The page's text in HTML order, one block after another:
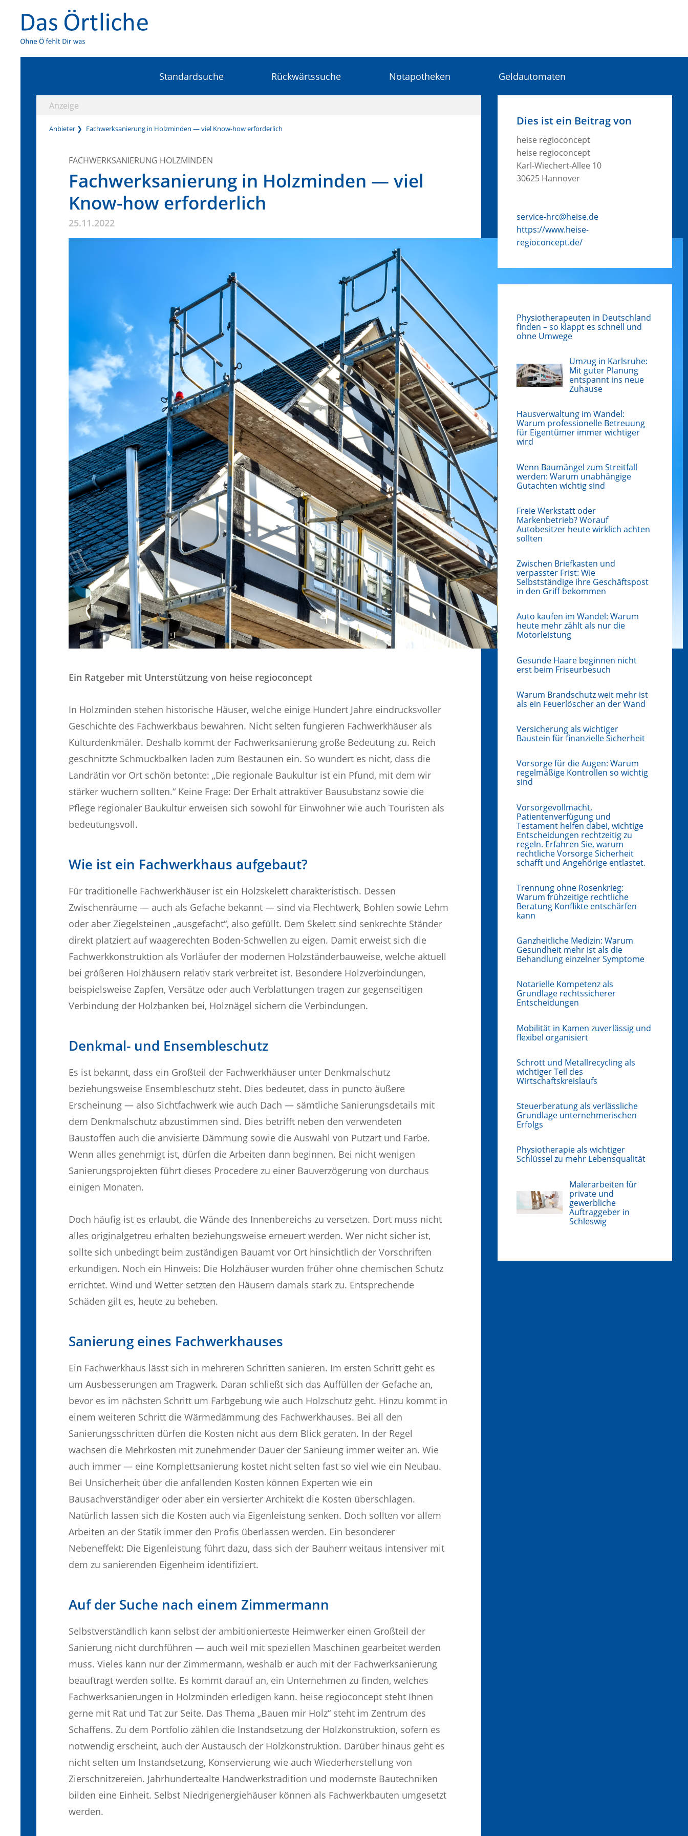
Standardsuche Rückwärtssuche Notapotheken Geldautomaten
Anzeige
Anbieter Fachwerksanierung in Holzminden — viel Know-how erforderlich
FACHWERKSANIERUNG HOLZMINDEN
Fachwerksanierung in Holzminden — viel
Know-how erforderlich
25.11.2022
Ein Ratgeber mit Unterstützung von heise regioconcept
In Holzminden stehen historische Häuser, welche einige Hundert Jahre eindrucksvoller
Geschichte des Fachwerkbaus bewahren. Nicht selten fungieren Fachwerkhäuser als
Kulturdenkmäler. Deshalb kommt der Fachwerksanierung große Bedeutung zu. Reich
geschnitzte Schmuckbalken laden zum Bestaunen ein. So wundert es nicht, dass die
Landrätin vor Ort schön betonte: „Die regionale Baukultur ist ein Pfund, mit dem wir
stärker wuchern sollten.“ Keine Frage: Der Erhalt attraktiver Bausubstanz sowie die
Pflege regionaler Baukultur erweisen sich sowohl für Einwohner wie auch Touristen als
bedeutungsvoll.
Wie ist ein Fachwerkhaus aufgebaut?
Für traditionelle Fachwerkhäuser ist ein Holzskelett charakteristisch. Dessen
Zwischenräume — auch als Gefache bekannt — sind via Flechtwerk, Bohlen sowie Lehm
oder aber Ziegelsteinen „ausgefacht“, also gefüllt. Dem Skelett sind senkrechte Ständer
direkt platziert auf waagerechten Boden-Schwellen zu eigen. Damit erweist sich die
Fachwerkkonstruktion als Vorläufer der modernen Holzständerbauweise, welche aktuell
bei größeren Holzhäusern relativ stark verbreitet ist. Besondere Holzverbindungen,
beispielsweise Zapfen, Versätze oder auch Verblattungen tragen zur gegenseitigen
Verbindung der Holzbanken bei, Holznägel sichern die Verbindungen.
Denkmal- und Ensembleschutz
Es ist bekannt, dass ein Großteil der Fachwerkhäuser unter Denkmalschutz
beziehungsweise Ensembleschutz steht. Dies bedeutet, dass in puncto äußere
Erscheinung — also Sichtfachwerk wie auch Dach — sämtliche Sanierungsdetails mit
dem Denkmalschutz abzustimmen sind. Dies betrifft neben den verwendeten
Baustoffen auch die anvisierte Dämmung sowie die Auswahl von Putzart und Farbe.
Wenn alles genehmigt ist, dürfen die Arbeiten dann beginnen. Bei nicht wenigen
Sanierungsprojekten führt dieses Procedere zu einer Bauverzögerung von durchaus
einigen Monaten.
Doch häufig ist es erlaubt, die Wände des Innenbereichs zu versetzen. Dort muss nicht
alles originalgetreu erhalten beziehungsweise erneuert werden. Wer nicht sicher ist,
sollte sich unbedingt beim zuständigen Bauamt vor Ort hinsichtlich der Vorschriften
erkundigen. Noch ein Hinweis: Die Holzhäuser wurden früher ohne chemischen Schutz
errichtet. Wind und Wetter setzten den Häusern damals stark zu. Entsprechende
Schäden gilt es, heute zu beheben.
Sanierung eines Fachwerkhauses
Ein Fachwerkhaus lässt sich in mehreren Schritten sanieren. Im ersten Schritt geht es
um Ausbesserungen am Tragwerk. Daran schließt sich das Auffüllen der Gefache an,
bevor es im nächsten Schritt um Farbgebung wie auch Holzschutz geht. Hinzu kommt in
einem weiteren Schritt die Wärmedämmung des Fachwerkhauses. Bei all den
Sanierungsschritten dürfen die Kosten nicht aus dem Blick geraten. In der Regel
wachsen die Mehrkosten mit zunehmender Dauer der Sanieung immer weiter an. Wie
auch immer — eine Komplettsanierung kostet nicht selten fast so viel wie ein Neubau.
Bei Unsicherheit über die anfallenden Kosten können Experten wie ein
Bausachverständiger oder aber ein versierter Architekt die Kosten überschlagen.
Natürlich lassen sich die Kosten auch via Eigenleistung senken. Doch sollten vor allem
Arbeiten an der Statik immer den Profis überlassen werden. Ein besonderer
Nebeneffekt: Die Eigenleistung führt dazu, dass sich der Bauherr weitaus intensiver mit
dem zu sanierenden Eigenheim identifiziert.
Auf der Suche nach einem Zimmermann
Selbstverständlich kann selbst der ambitionierteste Heimwerker einen Großteil der
Sanierung nicht durchführen — auch weil mit speziellen Maschinen gearbeitet werden
muss. Vieles kann nur der Zimmermann, weshalb er auch mit der Fachwerksanierung
beauftragt werden sollte. Es kommt darauf an, ein Unternehmen zu finden, welches
Fachwerksanierungen in Holzminden erledigen kann. heise regioconcept steht Ihnen
gerne mit Rat und Tat zur Seite. Das Thema „Bauen mir Holz“ steht im Zentrum des
Schaffens. Zu dem Portfolio zählen die Instandsetzung der Holzkonstruktion, sofern es
notwendig erscheint, auch der Austausch der Holzkonstruktion. Darüber hinaus geht es
nicht selten um Instandsetzung, Konservierung wie auch Wiederherstellung von
Zierschnitzereien. Jahrhundertealte Handwerkstradition und modernste Bautechniken
bilden eine Einheit. Selbst Niedrigenergiehäuser können als Fachwerkbauten umgesetzt
werden.
Dies ist ein Beitrag von
heise regioconcept
heise regioconcept
Karl-Wiechert-Allee 10
30625 Hannover
service-hrc@heise.de
https://www.heise-
regioconcept.de/
Physiotherapeuten in Deutschland
finden – so klappt es schnell und
ohne Umwege
Umzug in Karlsruhe:
Mit guter Planung
entspannt ins neue
Zuhause
Hausverwaltung im Wandel:
Warum professionelle Betreuung
für Eigentümer immer wichtiger
wird
Wenn Baumängel zum Streitfall
werden: Warum unabhängige
Gutachten wichtig sind
Freie Werkstatt oder
Markenbetrieb? Worauf
Autobesitzer heute wirklich achten
sollten
Zwischen Briefkasten und
verpasster Frist: Wie
Selbstständige ihre Geschäftspost
in den Griff bekommen
Auto kaufen im Wandel: Warum
heute mehr zählt als nur die
Motorleistung
Gesunde Haare beginnen nicht
erst beim Friseurbesuch
Warum Brandschutz weit mehr ist
als ein Feuerlöscher an der Wand
Versicherung als wichtiger
Baustein für finanzielle Sicherheit
Vorsorge für die Augen: Warum
regelmäßige Kontrollen so wichtig
sind
Vorsorgevollmacht,
Patientenverfügung und
Testament helfen dabei, wichtige
Entscheidungen rechtzeitig zu
regeln. Erfahren Sie, warum
rechtliche Vorsorge Sicherheit
schafft und Angehörige entlastet.
Trennung ohne Rosenkrieg:
Warum frühzeitige rechtliche
Beratung Konflikte entschärfen
kann
Ganzheitliche Medizin: Warum
Gesundheit mehr ist als die
Behandlung einzelner Symptome
Notarielle Kompetenz als
Grundlage rechtssicherer
Entscheidungen
Mobilität in Kamen zuverlässig und
flexibel organisiert
Schrott und Metallrecycling als
wichtiger Teil des
Wirtschaftskreislaufs
Steuerberatung als verlässliche
Grundlage unternehmerischen
Erfolgs
Physiotherapie als wichtiger
Schlüssel zu mehr Lebensqualität
Malerarbeiten für
private und
gewerbliche
Auftraggeber in
Schleswig